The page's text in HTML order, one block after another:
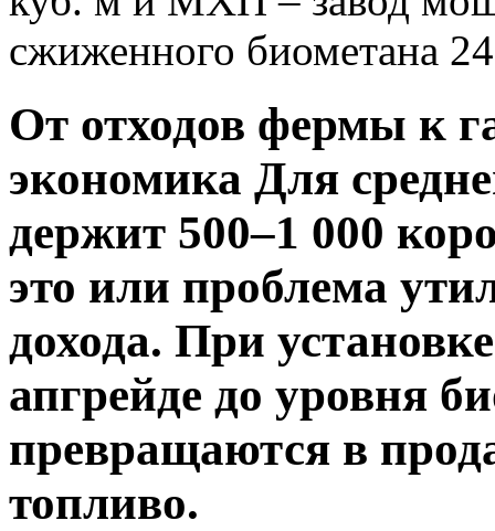
сжиженного биометана
От отходов фермы к
экономика Для
держит 500–1 000
это или проблема
дохода. При
апгрейде до уровня
превращаются в
топливо.